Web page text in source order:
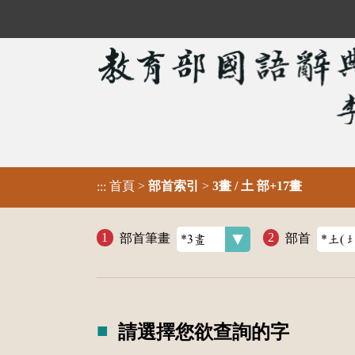
::: 首頁 > 部首索引 > 3畫 / 土 部+17畫
部首筆畫 部首
請選擇您欲查詢的字